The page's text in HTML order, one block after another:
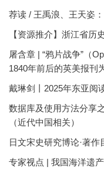
荐读 / 王禹浪、王天姿
【资源推介】浙江省历
屠含章 | “鸦片战争”（
1840年前后的英美报刊
戴琳剑丨2025年东亚阅
数据库及使用方法分享
（近代中国相关）
日文宋史研究博论·著作
专家视点 | 我国海洋遗